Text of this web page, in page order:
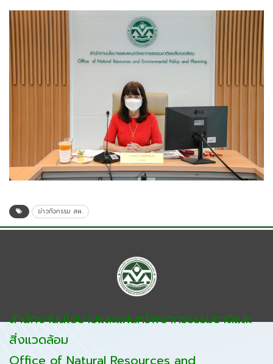
ข่าวกิจกรรม สผ.
สำนักงานนโยบายและแผนทรัพยากรธรรมชาติและ
สิ่งแวดล้อม